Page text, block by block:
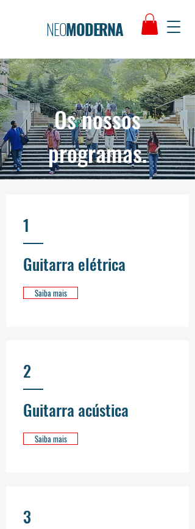
NEOMODERNA
Os nossos
programas.
1
Guitarra elétrica
Saiba mais
2
Guitarra acústica
Saiba mais
3